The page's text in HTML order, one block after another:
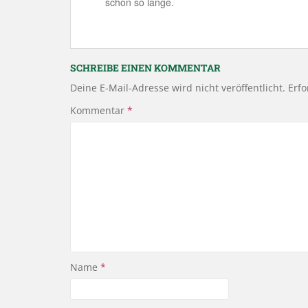
SCHREIBE EINEN KOMMENTAR
Deine E-Mail-Adresse wird nicht veröffentlicht.
Kommentar *
Name *